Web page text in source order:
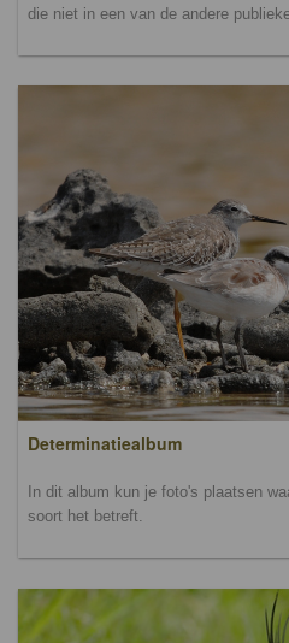
die niet in een van de andere
Determinatiealbum
In dit album kun je foto's plaatsen
soort het betreft.